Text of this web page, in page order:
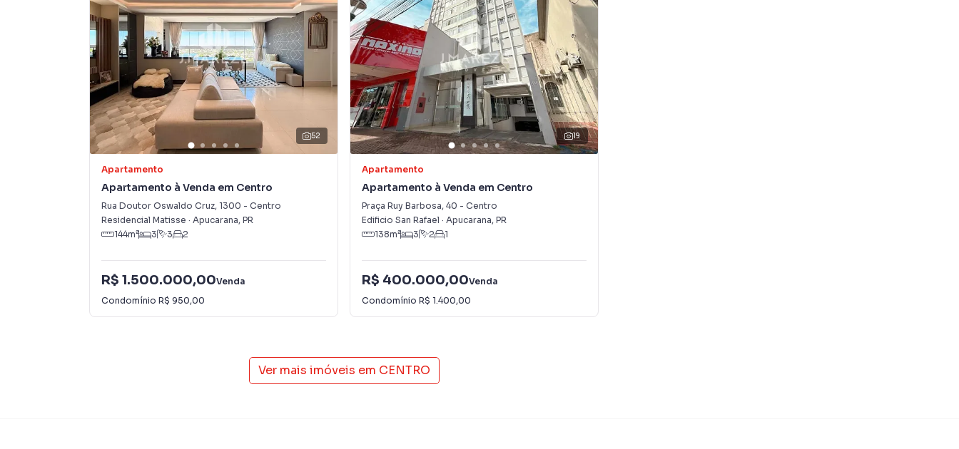
52
Apartamento
Apartamento à Venda em Centro
Rua Doutor Oswaldo Cruz, 1300 - Centro
Residencial Matisse · Apucarana, PR
144m² 3 3 2
R$ 1.500.000,00Venda
Condomínio R$ 950,00
19
Apartamento
Apartamento à Venda em Centro
Praça Ruy Barbosa, 40 - Centro
Edificio San Rafael · Apucarana, PR
138m² 3 2 1
R$ 400.000,00Venda
Condomínio R$ 1.400,00
Ver mais imóveis em CENTRO